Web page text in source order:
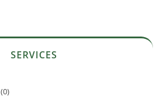
SERVICES
(0)